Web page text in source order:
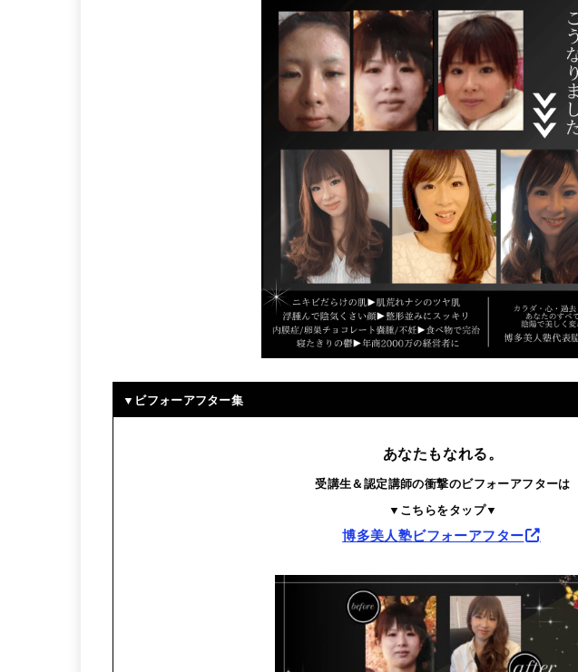
▼ビフォーアフター集
あなたもなれる。
受講生＆認定講師の衝撃のビフォーアフターは
▼こちらをタップ▼
博多美人塾ビフォーアフター